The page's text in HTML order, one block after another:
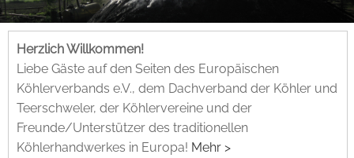
Herzlich Willkommen!
Liebe Gäste auf den Seiten des Europäischen
Köhlerverbands e.V., dem Dachverband der Köhler und
Teerschweler, der Köhlervereine und der
Freunde/Unterstützer des traditionellen
Köhlerhandwerkes in Europa! Mehr >